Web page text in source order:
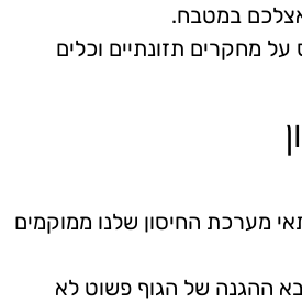
במטבח.
מחקרים תזונתיים וכלים
על מה לאכול, חשוב להבין נתון מדהים: כ-70% עד 80% מתאי מערכת החיסון שלנו ממוקמים
ההגנה של הגוף פשוט לא